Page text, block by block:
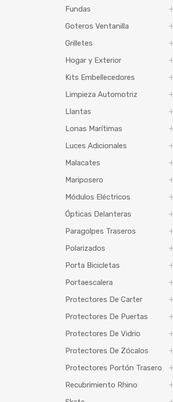
Fundas
Goteros Ventanilla
Grilletes
Hogar y Exterior
Kits Embellecedores
Limpieza Automotriz
Llantas
Lonas Marítimas
Luces Adicionales
Malacates
Mariposero
Módulos Eléctricos
Ópticas Delanteras
Paragolpes Traseros
Polarizados
Porta Bicicletas
Portaescalera
Protectores De Carter
Protectores De Puertas
Protectores De Vidrio
Protectores De Zócalos
Protectores Portón Trasero
Recubrimiento Rhino